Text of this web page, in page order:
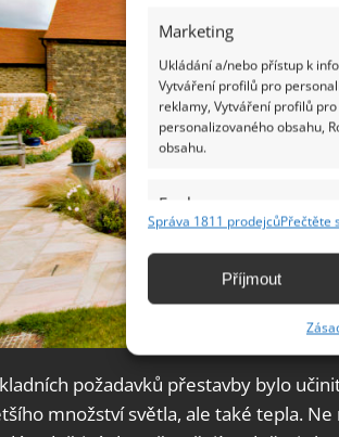
Marketing
Ukládání a/nebo přístup k
Vytváření profilů pro
reklamy, Vytváření profilů
personalizovaného obsahu,
obsahu.
Funkce
Identifikace zařízení na
základě aktivně
Zajištění bezpečnosti,
odstraňování chyb,
Správa 1811 prodejcůPřečtěte
Příjmout
požadavků přestavby bylo
množství světla, ale také tepla.